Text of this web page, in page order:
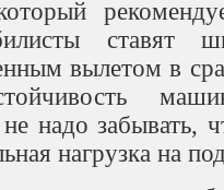
ставят
вылетом в
надо забывать,
нагрузка на